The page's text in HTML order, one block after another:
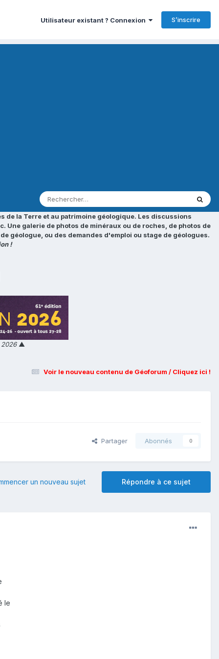
Utilisateur existant ? Connexion S’inscrire
de la Terre et au patrimoine géologique. Les discussions
galerie de photos de minéraux ou de roches, de photos de
géologue, ou des demandes d'emploi ou stage de géologues.
!
▲
Voir le nouveau contenu de Géoforum / Cliquez ici !
Partager Abonnés 0
Répondre à ce sujet
un nouveau sujet
le